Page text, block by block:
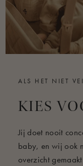
ALS HET NIET
KIES
Jij doet nooit
baby, en wij ook
overzicht